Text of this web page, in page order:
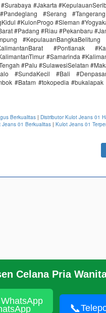
#Jakarta
#Serang
#KulonProgo #Sleman
#Padang #Riau #Pekanbaru
#KepulauanBangkaBelitung
#Pontianak
#Samarinda
#Palu #SulawesiSelatan
#SundaKecil #Bali
#Batam #tokopedia
Berkualitas | Distributor Kulot Jeans 01
Jeans 01 Berkualitas | Kulot Jeans 01
Celana Pria
WhatsApp
📞
© 2026